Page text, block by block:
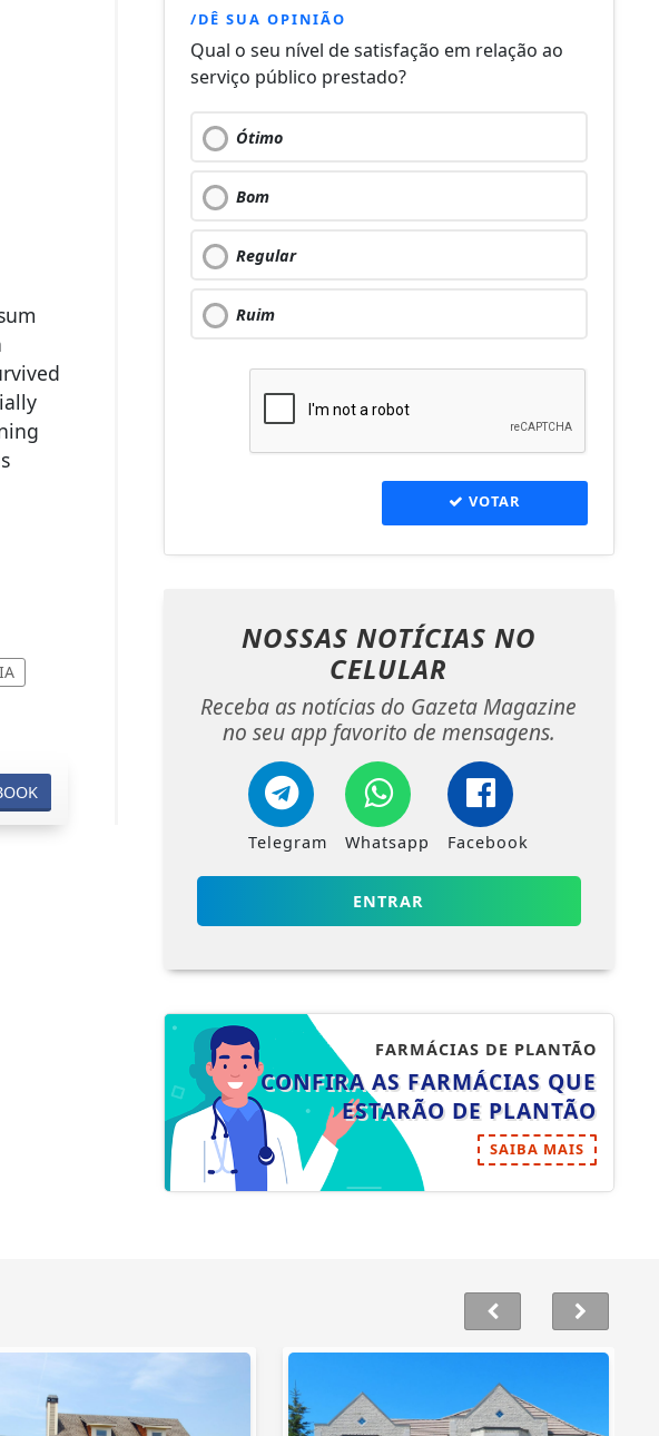
/DÊ SUA OPINIÃO
Qual o seu nível de satisfação em relação ao
serviço público prestado?
Ótimo
Bom
Regular
Ruim
VOTAR
NOSSAS NOTÍCIAS NO
CELULAR
Receba as notícias do Gazeta Magazine
no seu app favorito de mensagens.
Telegram Whatsapp Facebook
ENTRAR
FARMÁCIAS DE PLANTÃO
CONFIRA AS FARMÁCIAS QUE
ESTARÃO DE PLANTÃO
SAIBA MAIS